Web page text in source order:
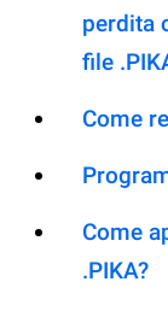
perdita
file
Come
Come
.PIKA?